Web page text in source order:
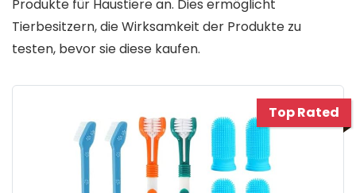
Produkte für Haustiere an. Dies ermöglicht
Tierbesitzern, die Wirksamkeit der Produkte zu
testen, bevor sie diese kaufen.
Top Rated